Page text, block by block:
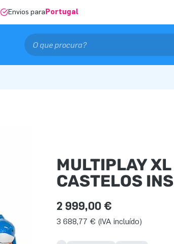
Envios para Portugal
MULTIPLAY
CASTELOS
2 999,00 €
3 688,77 € (IVA incluído)